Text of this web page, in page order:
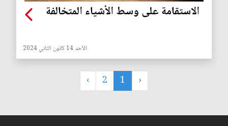
الاستقامة على وسط الأشياء المتخالفة
الأحد 14 كانون الثاني 2024
‹
1
2
›